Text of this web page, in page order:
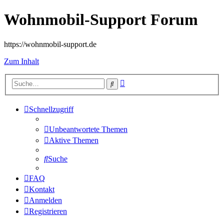
Wohnmobil-Support Forum
https://wohnmobil-support.de
Zum Inhalt
Suche
Schnellzugriff
Unbeantwortete Themen
Aktive Themen
Suche
FAQ
Kontakt
Anmelden
Registrieren